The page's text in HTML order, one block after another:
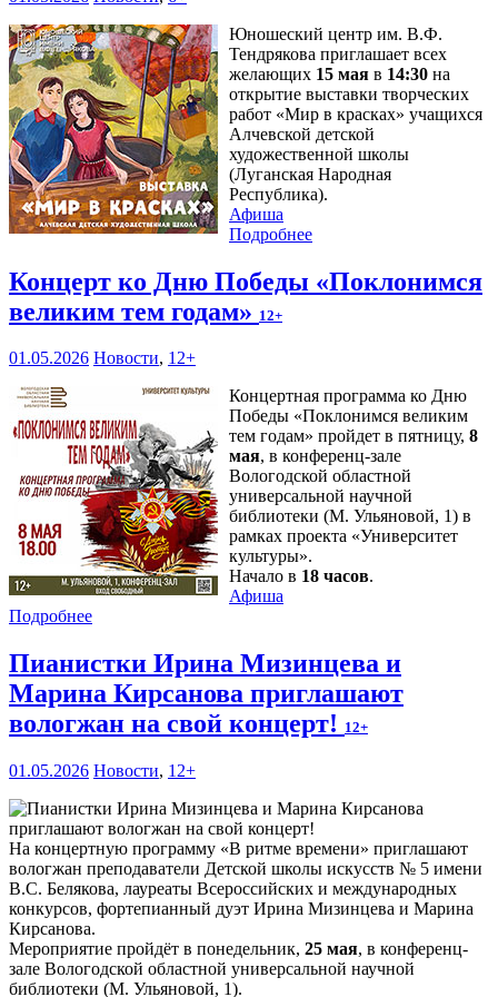
Юношеский центр им. В.Ф.
Тендрякова приглашает всех
желающих 15 мая в 14:30 на
открытие выставки творческих
работ «Мир в красках» учащихся
Алчевской детской
художественной школы
(Луганская Народная
Республика).
Афиша
Подробнее
Концерт ко Дню Победы «Поклонимся
великим тем годам» 12+
01.05.2026 Новости, 12+
Концертная программа ко Дню
Победы «Поклонимся великим
тем годам» пройдет в пятницу, 8
мая, в конференц-зале
Вологодской областной
универсальной научной
библиотеки (М. Ульяновой, 1) в
рамках проекта «Университет
культуры».
Начало в 18 часов.
Афиша
Подробнее
Пианистки Ирина Мизинцева и
Марина Кирсанова приглашают
вологжан на свой концерт! 12+
01.05.2026 Новости, 12+
На концертную программу «В ритме времени» приглашают
вологжан преподаватели Детской школы искусств № 5 имени
В.С. Белякова, лауреаты Всероссийских и международных
конкурсов, фортепианный дуэт Ирина Мизинцева и Марина
Кирсанова.
Мероприятие пройдёт в понедельник, 25 мая, в конференц-
зале Вологодской областной универсальной научной
библиотеки (М. Ульяновой, 1).